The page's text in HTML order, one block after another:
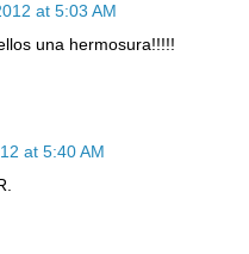
at 5:03 AM
una hermosura!!!!!
at 5:40 AM